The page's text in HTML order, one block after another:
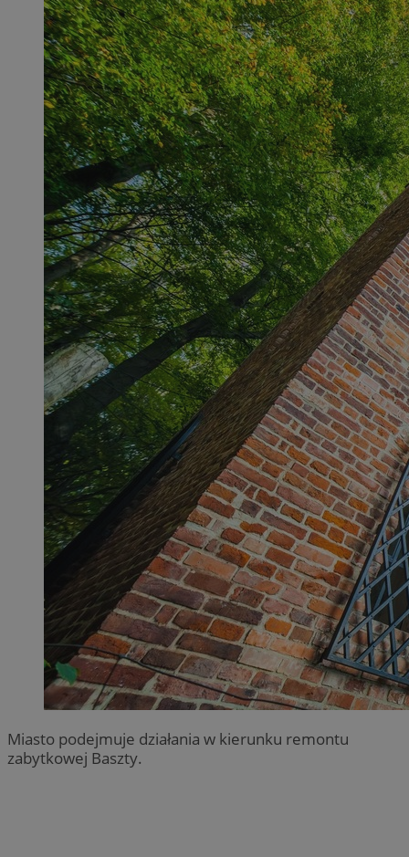
Miasto podejmuje działania w kierunku remontu
zabytkowej Baszty.